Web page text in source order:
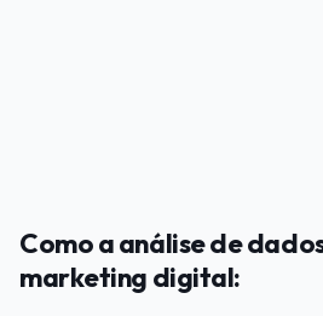
Como a análise de
marketing digital: